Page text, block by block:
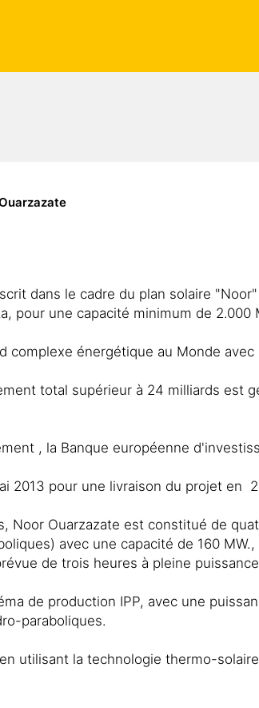
dans le cadre du plan solaire
pour une capacité minimum de 2.000
complexe énergétique au Monde
total supérieur à 24 milliards est
, la Banque européenne
2013 pour une livraison du projet en
Noor Ouarzazate est constitué de
avec une capacité de 160
de trois heures à pleine
de production IPP, avec une
paraboliques.
utilisant la technologie thermo-